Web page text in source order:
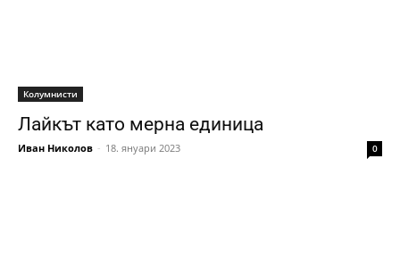
Колумнисти
Лайкът като мерна единица
Иван Николов - 18. януари 2023 0